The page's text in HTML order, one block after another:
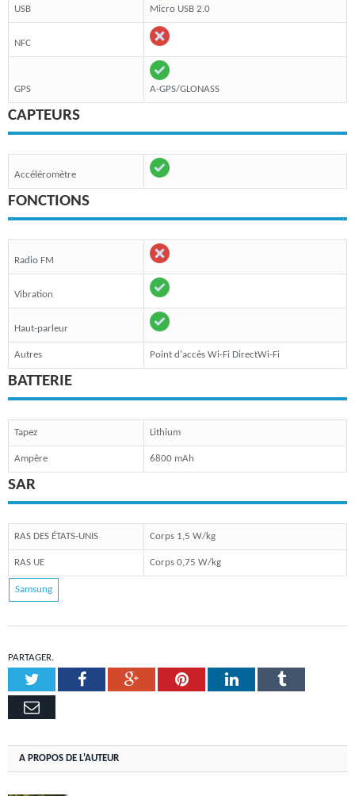
USB Micro USB 2.0
NFC
GPS A-GPS/GLONASS
CAPTEURS
Accéléromètre
FONCTIONS
Radio FM
Vibration
Haut-parleur
Autres Point d'accès Wi-Fi DirectWi-Fi
BATTERIE
Tapez Lithium
Ampère 6800 mAh
SAR
RAS DES ÉTATS-UNIS Corps 1,5 W/kg
RAS UE Corps 0,75 W/kg
Samsung
PARTAGER.
TwitterFacebookGoogle+PinterestLinkedInTumblr
Email
A PROPOS DE L'AUTEUR